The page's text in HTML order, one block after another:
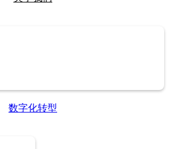
数字化转型